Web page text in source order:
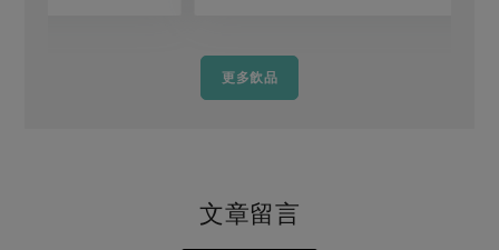
更多飲品
文章留言